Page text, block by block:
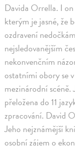
Davida Orrella. I
kterým je jasné, že
ozdravení
nejsledovanějším
nekonvenčním
ostatními obory se
mezinárodní
přeložena do 11
zpracování. David
Jeho nejznámější
osobní zájem o